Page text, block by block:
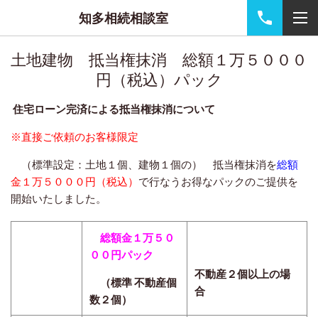
知多相続相談室
土地建物 抵当権抹消 総額１万５０００
円（税込）パック
住宅ローン完済による抵当権抹消について
※直接ご依頼のお客様限定
（標準設定：土地１個、建物１個の） 抵当権抹消を総額
金１万５０００円（税込） で行なうお得なパックのご提供を
開始いたしました。
総額金１万５０
００円パック
（標準 不動産個
数２個）
不動産２個以上の場
合